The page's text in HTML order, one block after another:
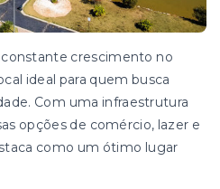
crescimento no
ideal para quem busca
Com uma infraestrutura
opções de comércio, lazer e
como um ótimo lugar